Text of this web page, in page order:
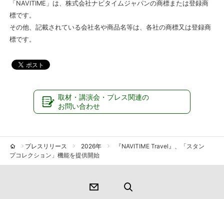
「NAVITIME」は、株式会社ナビタイムジャパンの商標または登録商
標です。
その他、記載されている会社名や商品名等は、各社の商標又は登録商
標です。
取材・講演会・プレス関連の
お問い合わせ
プレスリリース 2026年
『NAVITIME Travel』、「スタン
プコレクション」機能を提供開始